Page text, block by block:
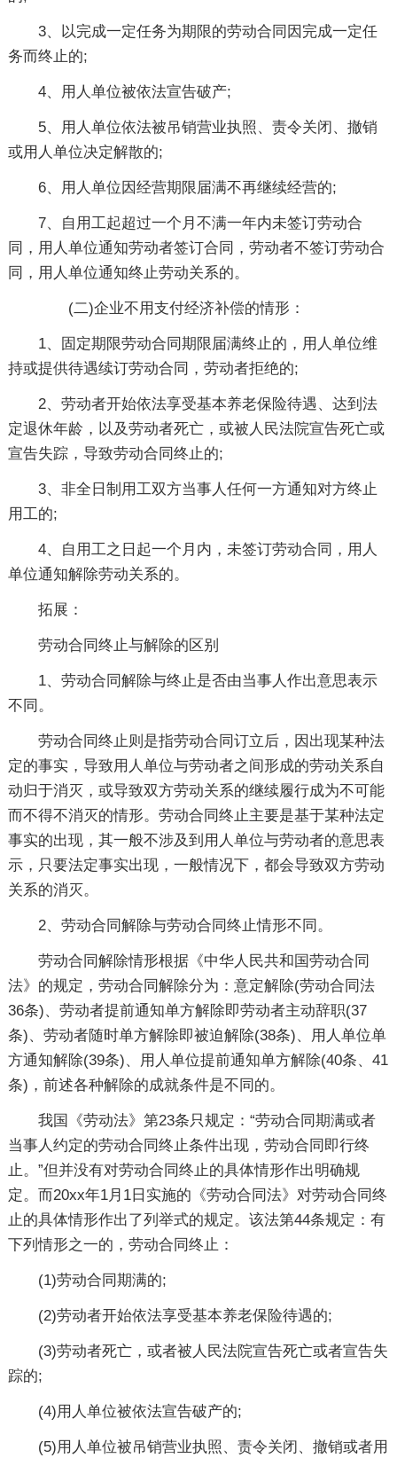
3、以完成一定任务为期限的劳动合同因完成一定任
务而终止的;
4、用人单位被依法宣告破产;
5、用人单位依法被吊销营业执照、责令关闭、撤销
或用人单位决定解散的;
6、用人单位因经营期限届满不再继续经营的;
7、自用工起超过一个月不满一年内未签订劳动合
同，用人单位通知劳动者签订合同，劳动者不签订劳动合
同，用人单位通知终止劳动关系的。
(二)企业不用支付经济补偿的情形：
1、固定期限劳动合同期限届满终止的，用人单位维
持或提供待遇续订劳动合同，劳动者拒绝的;
2、劳动者开始依法享受基本养老保险待遇、达到法
定退休年龄，以及劳动者死亡，或被人民法院宣告死亡或
宣告失踪，导致劳动合同终止的;
3、非全日制用工双方当事人任何一方通知对方终止
用工的;
4、自用工之日起一个月内，未签订劳动合同，用人
单位通知解除劳动关系的。
拓展：
劳动合同终止与解除的区别
1、劳动合同解除与终止是否由当事人作出意思表示
不同。
劳动合同终止则是指劳动合同订立后，因出现某种法
定的事实，导致用人单位与劳动者之间形成的劳动关系自
动归于消灭，或导致双方劳动关系的继续履行成为不可能
而不得不消灭的情形。劳动合同终止主要是基于某种法定
事实的出现，其一般不涉及到用人单位与劳动者的意思表
示，只要法定事实出现，一般情况下，都会导致双方劳动
关系的消灭。
2、劳动合同解除与劳动合同终止情形不同。
劳动合同解除情形根据《中华人民共和国劳动合同
法》的规定，劳动合同解除分为：意定解除(劳动合同法
36条)、劳动者提前通知单方解除即劳动者主动辞职(37
条)、劳动者随时单方解除即被迫解除(38条)、用人单位单
方通知解除(39条)、用人单位提前通知单方解除(40条、41
条)，前述各种解除的成就条件是不同的。
我国《劳动法》第23条只规定：“劳动合同期满或者
当事人约定的劳动合同终止条件出现，劳动合同即行终
止。”但并没有对劳动合同终止的具体情形作出明确规
定。而20xx年1月1日实施的《劳动合同法》对劳动合同终
止的具体情形作出了列举式的规定。该法第44条规定：有
下列情形之一的，劳动合同终止：
(1)劳动合同期满的;
(2)劳动者开始依法享受基本养老保险待遇的;
(3)劳动者死亡，或者被人民法院宣告死亡或者宣告失
踪的;
(4)用人单位被依法宣告破产的;
(5)用人单位被吊销营业执照、责令关闭、撤销或者用